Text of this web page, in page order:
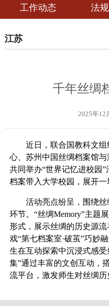
工作动态 法
江苏
千年丝绸
2025年12
近日，联合国教科文
心、苏州中国丝绸档案馆
共同举办“世界记忆进校园
档案带入大学校园，展开一
活动亮点纷呈，围绕
环节。“丝绸Memory”主题
形式，展示丝绸的历史源
戏“第七档案室·破茧”巧妙
生在互动探索中沉浸式感
集”通过丰富的文创互动，
流平台，激发师生对丝绸历